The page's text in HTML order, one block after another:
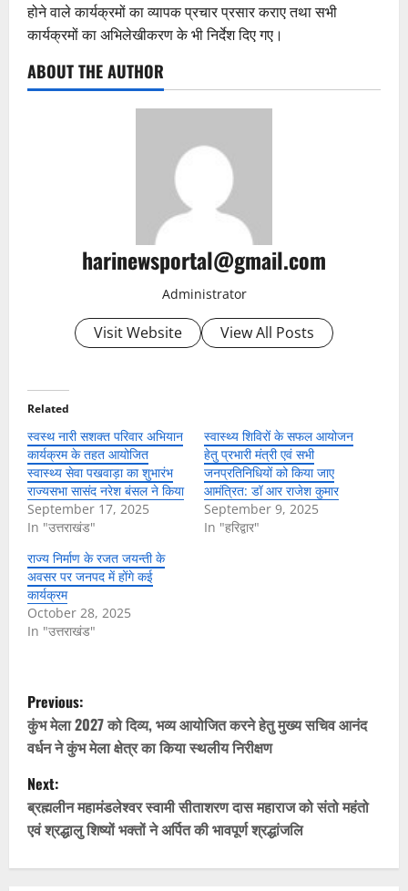
होने वाले कार्यक्रमों का व्यापक प्रचार प्रसार कराए तथा सभी
कार्यक्रमों का अभिलेखीकरण के भी निर्देश दिए गए।
ABOUT THE AUTHOR
harinewsportal@gmail.com
Administrator
Visit Website View All Posts
Related
स्वस्थ नारी सशक्त परिवार अभियान
कार्यक्रम के तहत आयोजित
स्वास्थ्य सेवा पखवाड़ा का शुभारंभ
राज्यसभा सासंद नरेश बंसल ने किया
September 17, 2025
In "उत्तराखंड"
स्वास्थ्य शिविरों के सफल आयोजन
हेतु प्रभारी मंत्री एवं सभी
जनप्रतिनिधियों को किया जाए
आमंत्रित: डॉ आर राजेश कुमार
September 9, 2025
In "हरिद्वार"
राज्य निर्माण के रजत जयन्ती के
अवसर पर जनपद में होंगे कई
कार्यक्रम
October 28, 2025
In "उत्तराखंड"
P
o
s
t
n
Previous:
कुंभ मेला 2027 को दिव्य, भव्य आयोजित करने हेतु मुख्य सचिव आनंद
वर्धन ने कुंभ मेला क्षेत्र का किया स्थलीय निरीक्षण
Next:
ब्रह्मलीन महामंडलेश्वर स्वामी सीताशरण दास महाराज को संतो महंतो
एवं श्रद्धालु शिष्यों भक्तों ने अर्पित की भावपूर्ण श्रद्धांजलि